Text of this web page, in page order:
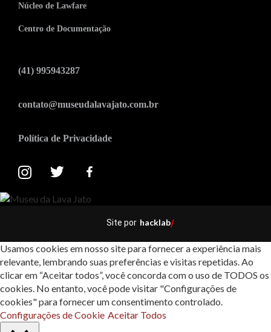
Núcleo de Lawfare
Centro de Documentação
(41) 995943287
contato@museudalavajato.com.br
Política de Privacidade
Site por hacklab/
Usamos cookies em nosso site para fornecer a experiência mais
relevante, lembrando suas preferências e visitas repetidas. Ao
clicar em “Aceitar todos”, você concorda com o uso de TODOS os
cookies. No entanto, você pode visitar "Configurações de
cookies" para fornecer um consentimento controlado.
Configurações de Cookie Aceitar Todos